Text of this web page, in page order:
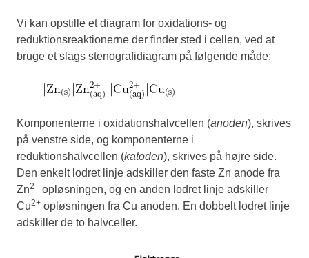
Vi kan opstille et diagram for oxidations- og
reduktionsreaktionerne der finder sted i cellen, ved at
bruge et slags stenografidiagram på følgende måde:
Komponenterne i oxidationshalvcellen (anoden), skrives
på venstre side, og komponenterne i
reduktionshalvcellen (katoden), skrives på højre side.
Den enkelt lodret linje adskiller den faste Zn anode fra
Zn2+ opløsningen, og en anden lodret linje adskiller
Cu2+ opløsningen fra Cu anoden. En dobbelt lodret linje
adskiller de to halvceller.